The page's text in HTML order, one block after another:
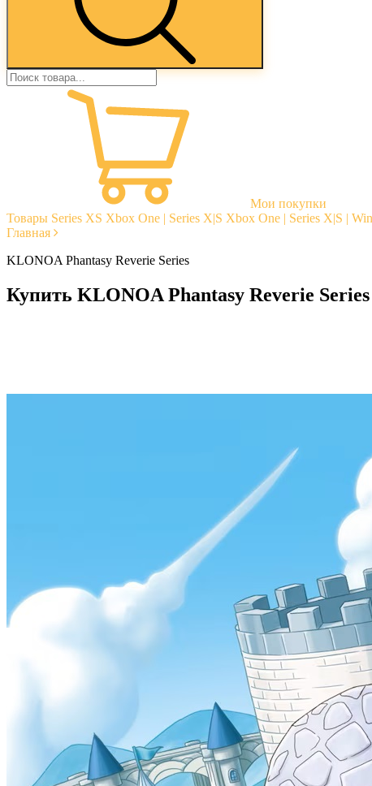
Мои покупки
Товары Series XS Xbox One | Series X|S Xbox One | Series X|S |
Главная
KLONOA Phantasy Reverie Series
Купить KLONOA Phantasy Reverie Series